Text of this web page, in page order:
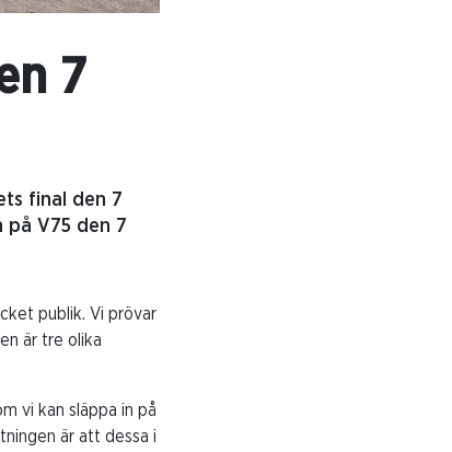
7
final den 7
på V75 den 7
publik. Vi prövar
är tre olika
vi kan släppa in på
är att dessa i